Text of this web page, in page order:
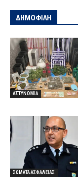
ΔΗΜΟΦΙΛΗ
ΑΣΤΥΝΟΜΙΑ
ΣΩΜΑΤΑ ΑΣΦΑΛΕΙΑΣ